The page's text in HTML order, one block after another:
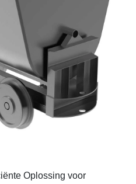
Oplossing voor